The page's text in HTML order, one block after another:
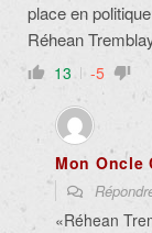
place en
Réhean
13 -5
Mon Oncle
«Réhean